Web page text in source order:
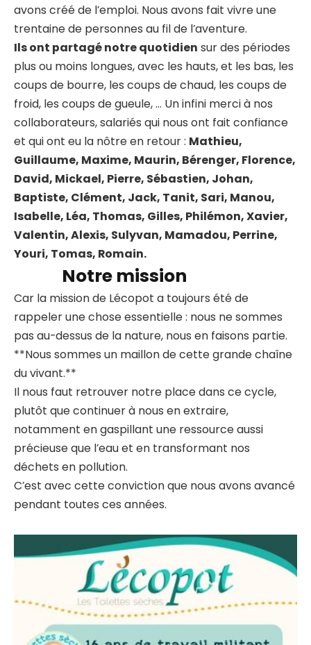
avons créé de l’emploi. Nous avons fait vivre une
trentaine de personnes au fil de l’aventure.
Ils ont partagé notre quotidien sur des périodes
plus ou moins longues, avec les hauts, et les bas, les
coups de bourre, les coups de chaud, les coups de
froid, les coups de gueule, … Un infini merci à nos
collaborateurs, salariés qui nous ont fait confiance
et qui ont eu la nôtre en retour : Mathieu,
Guillaume, Maxime, Maurin, Bérenger, Florence,
David, Mickael, Pierre, Sébastien, Johan,
Baptiste, Clément, Jack, Tanit, Sari, Manou,
Isabelle, Léa, Thomas, Gilles, Philémon, Xavier,
Valentin, Alexis, Sulyvan, Mamadou, Perrine,
Youri, Tomas, Romain.
Notre mission
Car la mission de Lécopot a toujours été de
rappeler une chose essentielle : nous ne sommes
pas au-dessus de la nature, nous en faisons partie.
**Nous sommes un maillon de cette grande chaîne
du vivant.**
Il nous faut retrouver notre place dans ce cycle,
plutôt que continuer à nous en extraire,
notamment en gaspillant une ressource aussi
précieuse que l’eau et en transformant nos
déchets en pollution.
C’est avec cette conviction que nous avons avancé
pendant toutes ces années.